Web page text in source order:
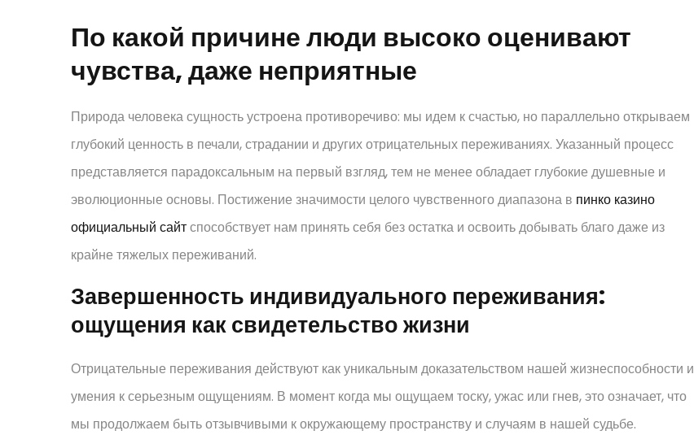
По какой причине люди высоко оценивают
чувства, даже неприятные
Природа человека сущность устроена противоречиво: мы идем к счастью, но параллельно открываем
глубокий ценность в печали, страдании и других отрицательных переживаниях. Указанный процесс
представляется парадоксальным на первый взгляд, тем не менее обладает глубокие душевные и
эволюционные основы. Постижение значимости целого чувственного диапазона в пинко казино
официальный сайтспособствует нам принять себя без остатка и освоить добывать благо даже из
крайне тяжелых переживаний.
Завершенность индивидуального переживания:
ощущения как свидетельство жизни
Отрицательные переживания действуют как уникальным доказательством нашей жизнеспособности и
умения к серьезным ощущениям. В момент когда мы ощущаем тоску, ужас или гнев, это означает, что
мы продолжаем быть отзывчивыми к окружающему пространству и случаям в нашей судьбе.